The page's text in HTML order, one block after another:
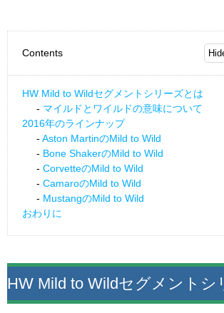
Contents
HW Mild to Wildセグメントシリーズとは
マイルドとワイルドの意味について
2016年のラインナップ
Aston MartinのMild to Wild
Bone ShakerのMild to Wild
CorvetteのMild to Wild
CamaroのMild to Wild
MustangのMild to Wild
おわりに
HW Mild to Wildセグメントシ